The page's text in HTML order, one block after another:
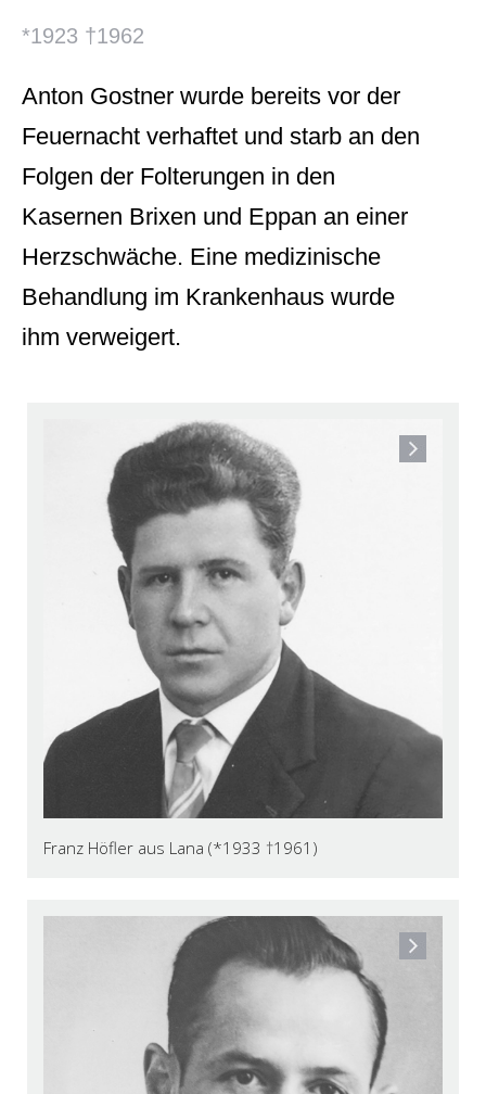
*1923 †1962
Anton Gostner wurde bereits vor der
Feuernacht verhaftet und starb an den
Folgen der Folterungen in den
Kasernen Brixen und Eppan an einer
Herzschwäche. Eine medizinische
Behandlung im Krankenhaus wurde
ihm verweigert.
Franz Höfler aus Lana (*1933 †1961)